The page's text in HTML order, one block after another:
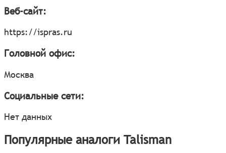
Веб-сайт:
https://ispras.ru
Головной офис:
Москва
Социальные сети:
Нет данных
Популярные аналоги Talisman